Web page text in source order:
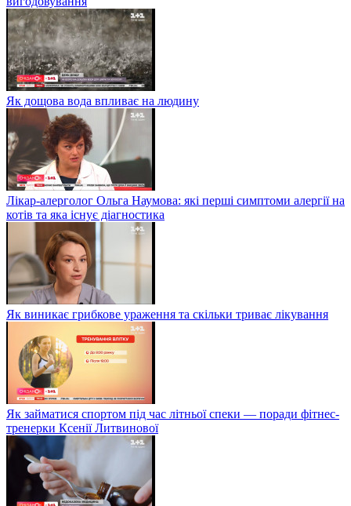
Як дощова вода впливає на людину
Лікар-алерголог Ольга Наумова: які перші симптоми алергії на
котів та яка існує діагностика
Як виникає грибкове ураження та скільки триває лікування
Як займатися спортом під час літньої спеки — поради фітнес-
тренерки Ксенії Литвинової